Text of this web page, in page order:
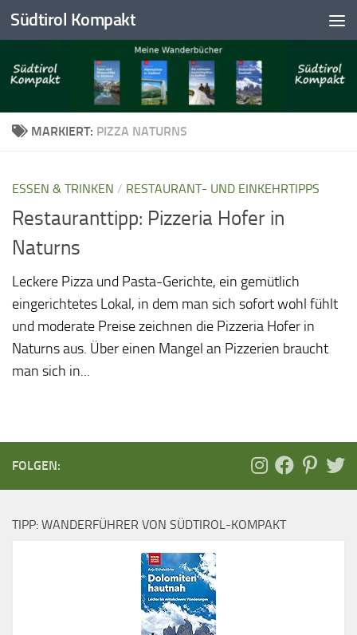
Skip to content
Südtirol Kompakt
MARKIERT: PIZZA NATURNS
ESSEN & TRINKEN / RESTAURANT- UND EINKEHRTIPPS
Restauranttipp: Pizzeria Hofer in
Naturns
Leckere Pizza und Pasta-Gerichte, ein gemütlich
eingerichtetes Lokal, in dem man sich sofort wohl fühlt
und moderate Preise zeichnen die Pizzeria Hofer in
Naturns aus. Über einen Mangel an Pizzerien braucht
man sich in...
FOLGEN:
TIPP: WANDERFÜHRER VON SÜDTIROL-KOMPAKT